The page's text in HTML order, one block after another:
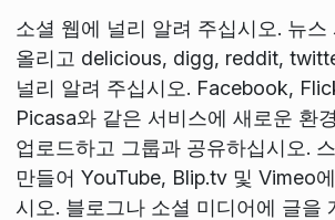
소셜 웹에 널리 알려 주십시오. 뉴스
올리고 delicious, digg, reddit,
널리 알려 주십시오. Facebook,
Picasa와 같은 서비스에 새로운 환
업로드하고 그룹과 공유하십시오.
만들어 YouTube, Blip.tv 및 Vimeo
시오. 블로그나 소셜 미디어에 글을